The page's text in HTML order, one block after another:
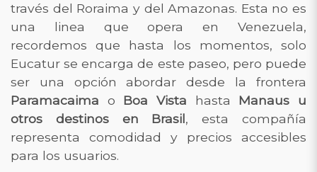
través del Roraima y del Amazonas. Esta no es
una linea que opera en Venezuela,
recordemos que hasta los momentos, solo
Eucatur se encarga de este paseo, pero puede
ser una opción abordar desde la frontera
Paramacaima o Boa Vista hasta Manaus u
otros destinos en Brasil, esta compañía
representa comodidad y precios accesibles
para los usuarios.